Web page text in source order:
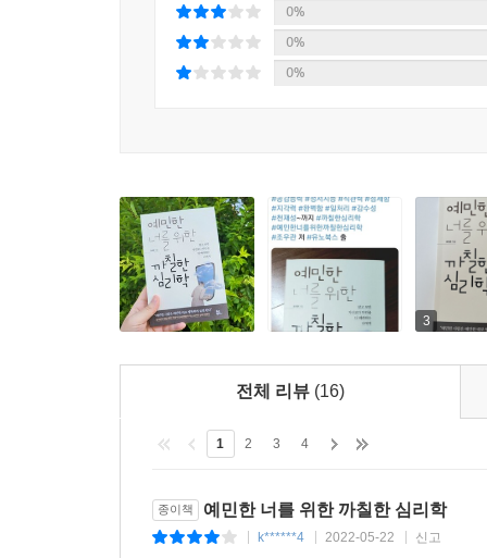
행복이란 두려움을 가지고도 살아갈 수 있는 힘
소가 개인에게 어떻게 영향을 미치는지 과학적으
---「감정은 잘못이 없다(감성 지능)」중에서
에서 위로를 받는 것일지도 모른다.
---「인간의 불완전함과 화해하는 시간이 되길 바라며」중
‘관계의 경계’도 중요하다. 어떤 여성이 누군가
했다. 여성은 상대방의 무리한 부탁을 들어주
인간관계가 두려워졌고, 결국 자신이 참는 것이
거리를 유지하는 것을 중요하게 여긴다. 그래서
듣는 사람은 자신의 성장 과정을 돌이켜보고 결핍
심리학이 인생의 정답을 줄 수는 없다
하지만 장애물을 넘게 해 줄 수는 있다
사람은 이런 둔감한 사람을 위하느라, 무작정 예
심리학》은 이런 사람들을 대변한 책이다. 예민
심리학은 인생의 정답을 줄 수는 없지만 살아가
차이를 알고, 그 차이를 보다 체계적으로 이해하
0%
0%
0%
3
전체 리뷰 (16)
1 2 3 4
종이책 예민한 너를 위한 까칠한 심리학
k******4 2022-05-22 신고